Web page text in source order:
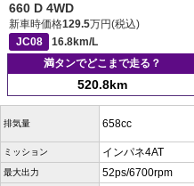
660 D 4WD
新車時価格129.5万円(税込)
JC08
16.8km/L
満タンでどこまで走る？
520.8km
排気量 658cc
ミッション インパネ4AT
最大出力 52ps/6700rpm